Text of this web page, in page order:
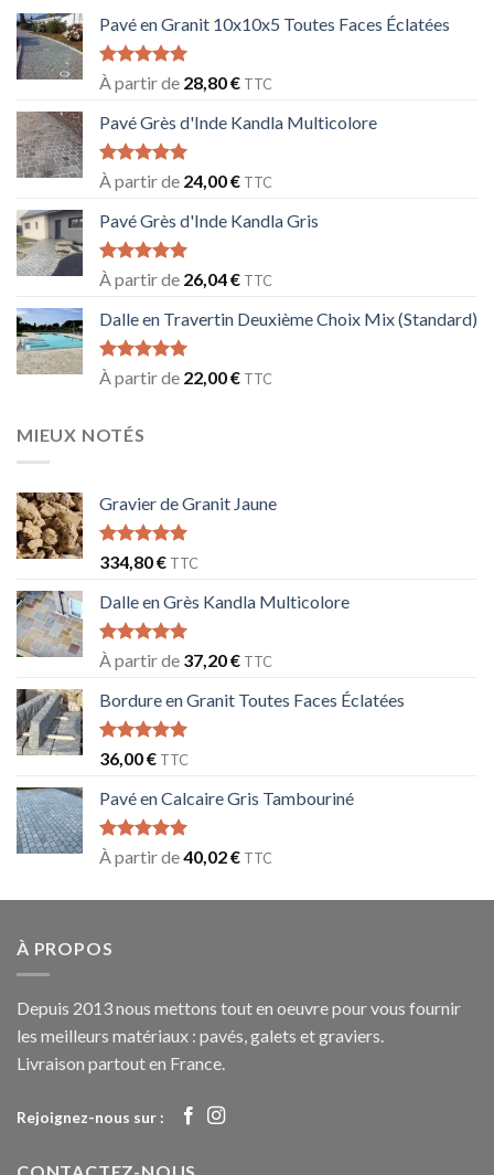
Pavé en Granit 10x10x5 Toutes Faces Éclatées
Note5.00
sur 5
À partir de 28,80€ TTC
Pavé Grès d'Inde Kandla Multicolore
Note5.00
sur 5
À partir de 24,00€ TTC
Pavé Grès d'Inde Kandla Gris
Note5.00
sur 5
À partir de 26,04€ TTC
Dalle en Travertin Deuxième Choix Mix (Standard)
Note5.00
sur 5
À partir de 22,00€ TTC
MIEUX NOTÉS
Gravier de Granit Jaune
Note5.00
sur 5
334,80€ TTC
Dalle en Grès Kandla Multicolore
Note5.00
sur 5
À partir de 37,20€ TTC
Bordure en Granit Toutes Faces Éclatées
Note5.00
sur 5
36,00€ TTC
Pavé en Calcaire Gris Tambouriné
Note5.00
sur 5
À partir de40,02€ TTC
À PROPOS
Depuis 2013 nous mettons tout en oeuvre pour vous fournir
les meilleurs matériaux : pavés, galets et graviers.
Livraison partout en France.
Rejoignez-nous sur :